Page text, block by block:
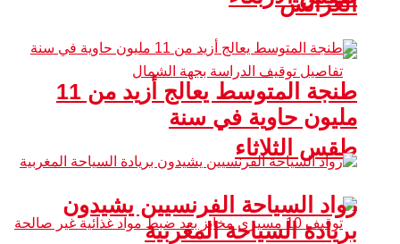
طقس الثلاثاء
طنجة المتوسط يعالج أزيد من 11
مليون حاوية في سنة
رواد السياحة الفرنسيين يشيدون
بريادة السياحة المغربية